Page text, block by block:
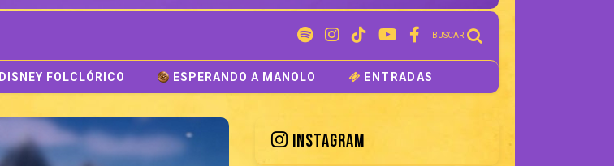
BUSCAR
DISNEY FOLCLÓRICO ESPERANDO A MANOLO ENTRADAS
INSTAGRAM